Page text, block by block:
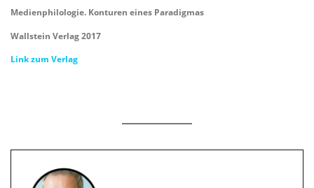
Medienphilologie. Konturen eines Paradigmas
Wallstein Verlag 2017
Link zum Verlag